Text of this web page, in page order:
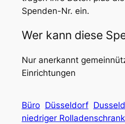
Spenden-Nr. ein.
Wer kann diese
Nur anerkannt
Einrichtungen
Büro Düsseldorf
niedriger Rolladenschrank